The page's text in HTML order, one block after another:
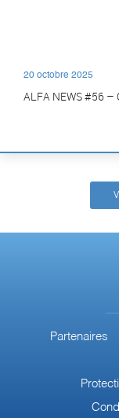
20 octobre 2025
ALFA NEWS #56 –
Partenaires